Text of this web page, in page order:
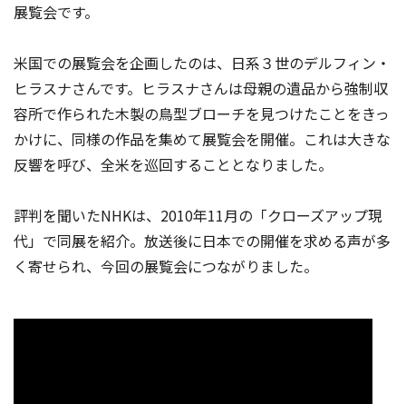
展覧会です。
米国での展覧会を企画したのは、日系３世のデルフィン・
ヒラスナさんです。ヒラスナさんは母親の遺品から強制収
容所で作られた木製の鳥型ブローチを見つけたことをきっ
かけに、同様の作品を集めて展覧会を開催。これは大きな
反響を呼び、全米を巡回することとなりました。
評判を聞いたNHKは、2010年11月の「クローズアップ現
代」で同展を紹介。放送後に日本での開催を求める声が多
く寄せられ、今回の展覧会につながりました。